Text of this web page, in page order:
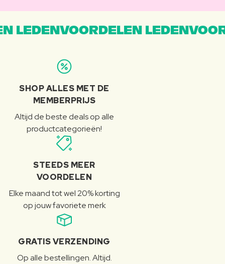
LEDENVOORDELEN
SHOP ALLES MET DE
MEMBERPRIJS
Altijd de beste deals op alle
productcategorieën!
STEEDS MEER
VOORDELEN
Elke maand tot wel 20% korting
op jouw favoriete merk
GRATIS VERZENDING
Op alle bestellingen. Altijd.